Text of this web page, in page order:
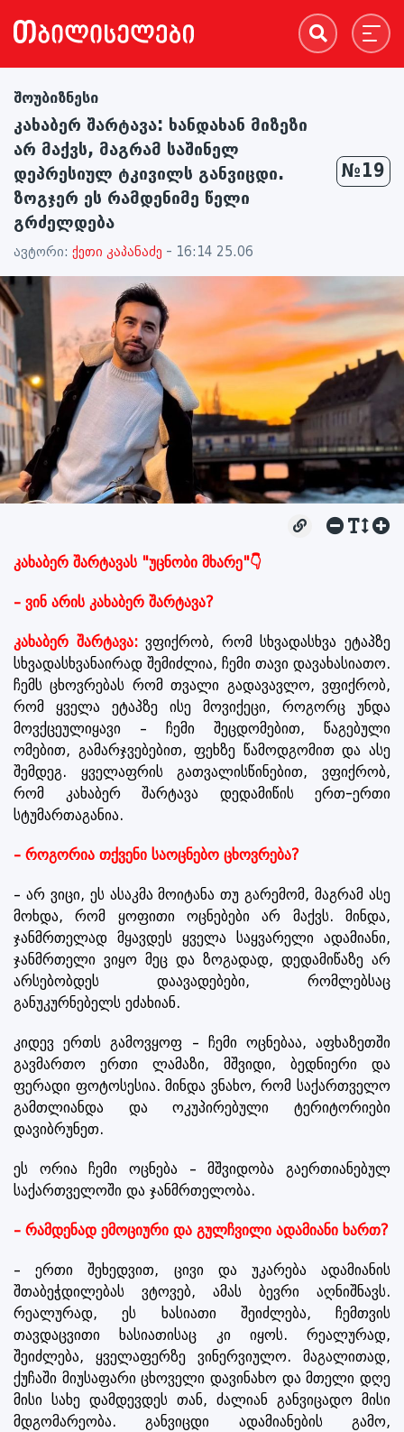
შოუბიზნესი
კახაბერ შარტავა: ხანდახან მიზეზი
არ მაქვს, მაგრამ საშინელ
დეპრესიულ ტკივილს განვიცდი.
ზოგჯერ ეს რამდენიმე წელი
გრძელდება
№19
ავტორი: ქეთი კაპანაძე - 16:14 25.06
კახაბერ შარტავას "უცნობი მხარე"👇
– ვინ არის კახაბერ შარტავა?
კახაბერ შარტავა:ვფიქრობ, რომ სხვადასხვა ეტაპზე
სხვადასხვანაირად შემიძლია, ჩემი თავი დავახასიათო.
ჩემს ცხოვრებას რომ თვალი გადავავლო, ვფიქრობ,
რომ ყველა ეტაპზე ისე მოვიქეცი, როგორც უნდა
მოვქცეულიყავი – ჩემი შეცდომებით, წაგებული
ომებით, გამარჯვებებით, ფეხზე წამოდგომით და ასე
შემდეგ. ყველაფრის გათვალისწინებით, ვფიქრობ,
რომ კახაბერ შარტავა დედამიწის ერთ-ერთი
სტუმართაგანია.
– როგორია თქვენი საოცნებო ცხოვრება?
– არ ვიცი, ეს ასაკმა მოიტანა თუ გარემომ, მაგრამ ასე
მოხდა, რომ ყოფითი ოცნებები არ მაქვს. მინდა,
ჯანმრთელად მყავდეს ყველა საყვარელი ადამიანი,
ჯანმრთელი ვიყო მეც და ზოგადად, დედამიწაზე არ
არსებობდეს დაავადებები, რომლებსაც
განუკურნებელს ეძახიან.
კიდევ ერთს გამოვყოფ – ჩემი ოცნებაა, აფხაზეთში
გავმართო ერთი ლამაზი, მშვიდი, ბედნიერი და
ფერადი ფოტოსესია. მინდა ვნახო, რომ საქართველო
გამთლიანდა და ოკუპირებული ტერიტორიები
დავიბრუნეთ.
ეს ორია ჩემი ოცნება – მშვიდობა გაერთიანებულ
საქართველოში და ჯანმრთელობა.
– რამდენად ემოციური და გულჩვილი ადამიანი ხართ?
– ერთი შეხედვით, ცივი და უკარება ადამიანის
შთაბეჭდილებას ვტოვებ, ამას ბევრი აღნიშნავს.
რეალურად, ეს ხასიათი შეიძლება, ჩემთვის
თავდაცვითი ხასიათისაც კი იყოს. რეალურად,
შეიძლება, ყველაფერზე ვინერვიულო. მაგალითად,
ქუჩაში მიუსაფარი ცხოველი დავინახო და მთელი დღე
მისი სახე დამდევდეს თან, ძალიან განვიცადო მისი
მდგომარეობა. განვიცდი ადამიანების გამო,